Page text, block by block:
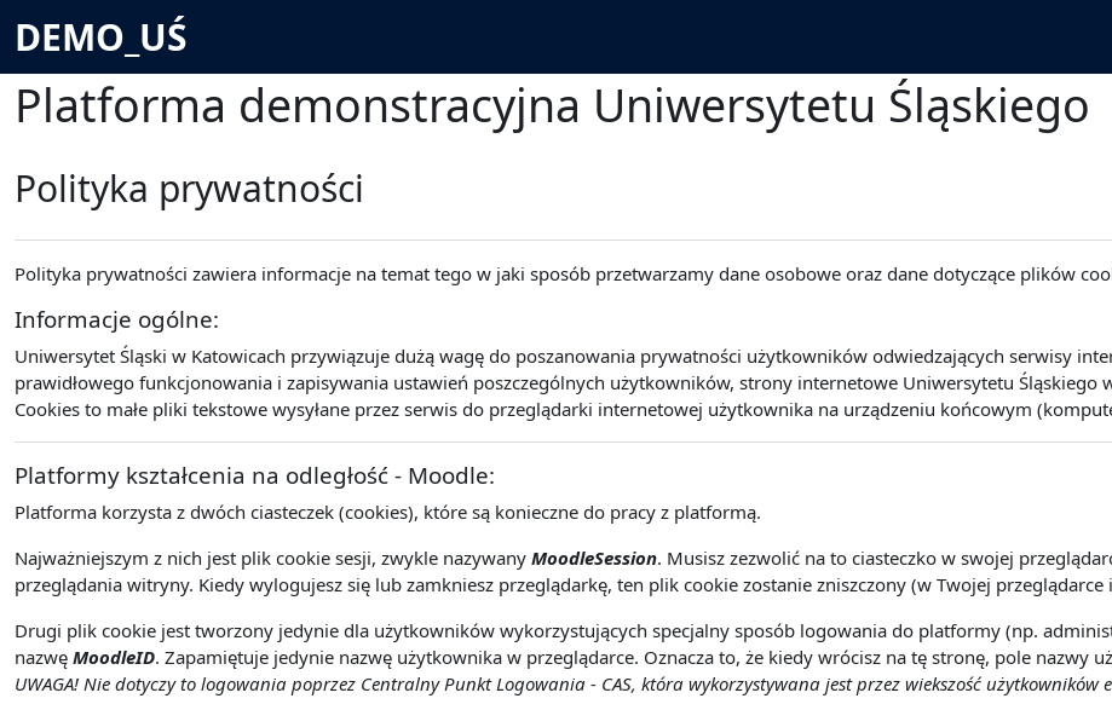
Przejdź do głównej zawartości
DEMO_UŚ
Platforma demonstracyjna Uniwersytetu Śląskiego
Polityka prywatności
Polityka prywatności zawiera informacje na temat tego w jaki sposób przetwarzamy dane osobowe oraz dane dotyczące plików
Informacje ogólne:
Uniwersytet Śląski w Katowicach przywiązuje dużą wagę do poszanowania prywatności użytkowników odwiedzających serwisy
prawidłowego funkcjonowania i zapisywania ustawień poszczególnych użytkowników, strony internetowe Uniwersytetu Śląskiego
Cookies to małe pliki tekstowe wysyłane przez serwis do przeglądarki internetowej użytkownika na urządzeniu końcowym
Platformy kształcenia na odległość - Moodle:
Platforma korzysta z dwóch ciasteczek (cookies), które są konieczne do pracy z platformą.
Najważniejszym z nich jest plik cookie sesji, zwykle nazywany MoodleSession. Musisz zezwolić na to ciasteczko w swojej
przeglądania witryny. Kiedy wylogujesz się lub zamkniesz przeglądarkę, ten plik cookie zostanie zniszczony (w Twojej przeglądarce
Drugi plik cookie jest tworzony jedynie dla użytkowników wykorzystujących specjalny sposób logowania do platformy (np.
nazwę MoodleID. Zapamiętuje jedynie nazwę użytkownika w przeglądarce. Oznacza to, że kiedy wrócisz na tę stronę, pole nazwy
UWAGA! Nie dotyczy to logowania poprzez Centralny Punkt Logowania - CAS, która wykorzystywana jest przez wiekszość użytkowników